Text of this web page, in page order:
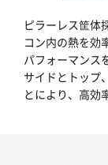
ピラーレス筐体
コン内の熱を効
パフォーマンス
サイドとトップ
とにより、高効